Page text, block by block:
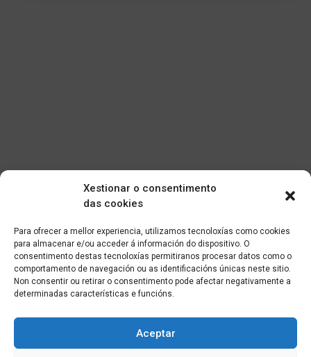
Xestionar o consentimento
das cookies
Para ofrecer a mellor experiencia, utilizamos tecnoloxías como cookies
para almacenar e/ou acceder á información do dispositivo. O
consentimento destas tecnoloxías permitiranos procesar datos como o
comportamento de navegación ou as identificacións únicas neste sitio.
Non consentir ou retirar o consentimento pode afectar negativamente a
determinadas características e funcións.
Aceptar